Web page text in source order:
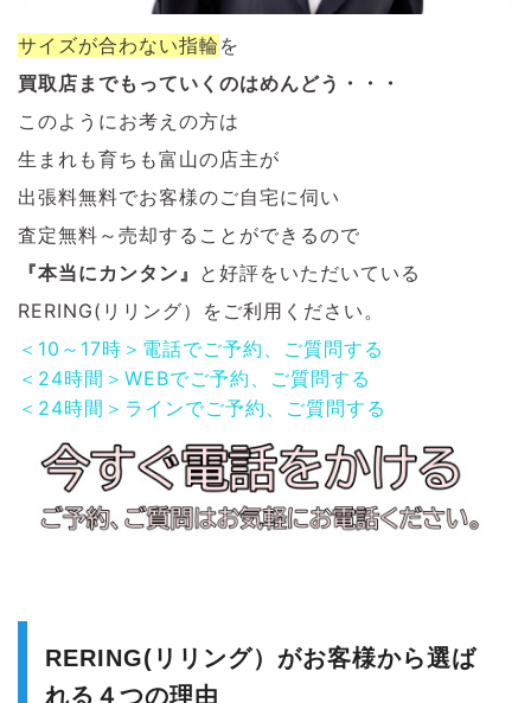
サイズが合わない指輪 を
買取店までもっていくのはめんどう・・・
このようにお考えの方は
生まれも育ちも富山の店主が
出張料無料でお客様のご自宅に伺い
査定無料～売却することができるので
『本当にカンタン』 と好評をいただいている
RERING(リリング）をご利用ください。
＜10～17時＞電話でご予約、ご質問する
＜24時間＞WEBでご予約、ご質問する
＜24時間＞ラインでご予約、ご質問する
RERING(リリング）がお客様から選ば
れる４つの理由